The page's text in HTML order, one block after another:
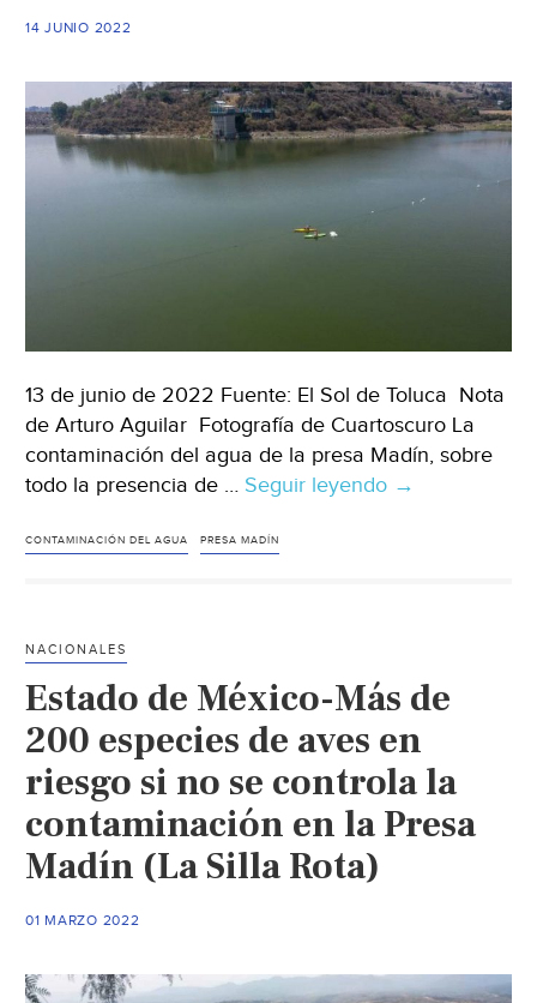
México)
14 JUNIO 2022
13 de junio de 2022 Fuente: El Sol de Toluca Nota
de Arturo Aguilar Fotografía de Cuartoscuro La
contaminación del agua de la presa Madín, sobre
todo la presencia de … Seguir leyendo Estado
presencia
metales
y
otros
contaminantes
(El
→
CONTAMINACIÓN DEL AGUA PRESA MADÍN
NACIONALES
Estado de México-Más de
200 especies de aves en
riesgo si no se controla la
contaminación en la Presa
Madín (La Silla Rota)
01 MARZO 2022